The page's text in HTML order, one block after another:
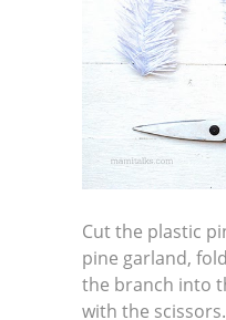
Cut the plastic
pine garland,
the branch into
with the